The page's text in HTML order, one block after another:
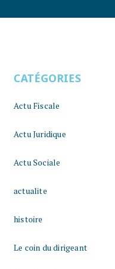
CATÉGORIES
Actu Fiscale
Actu Juridique
Actu Sociale
actualite
histoire
Le coin du dirigeant